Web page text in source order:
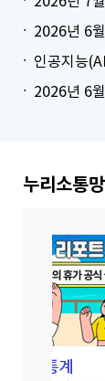
2026년 6
2026년 6
누리소통망